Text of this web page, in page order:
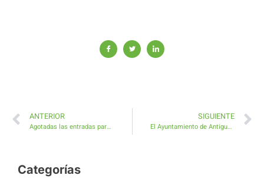
ANTERIOR
Agotadas las entradas para Noche de Cantadores en Antigua
SIGUIENTE
El Ayuntamiento de Antigua finaliza el año con la contratación de 32 desempleados
Categorías